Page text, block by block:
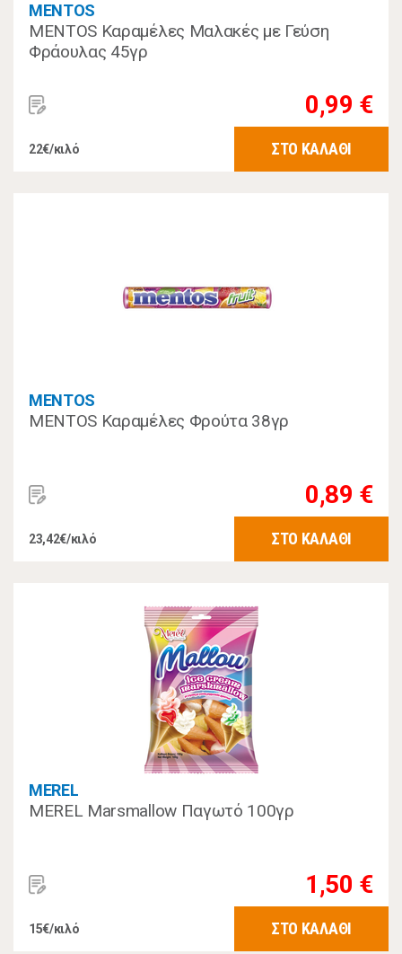
MENTOS
MENTOS Καραμέλες Μαλακές με Γεύση
Φράουλας 45γρ
0,99 €
22€/κιλό ΣΤΟ ΚΑΛΑΘΙ
MENTOS
MENTOS Καραμέλες Φρούτα 38γρ
0,89 €
23,42€/κιλό ΣΤΟ ΚΑΛΑΘΙ
MEREL
MEREL Marsmallow Παγωτό 100γρ
1,50 €
15€/κιλό ΣΤΟ ΚΑΛΑΘΙ